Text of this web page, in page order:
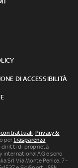
DI ACCESSIBILITÀ
contrattuali, Privacy &
o pertrasparenza
i diritti di proprietà
AG e sono
Srl Via Monte Penice, 7 -